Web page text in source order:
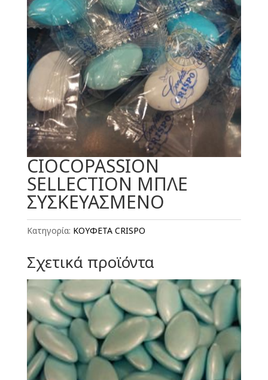
CIOCΟPASSION
SELLECTION MΠΛΕ
ΣΥΣΚΕΥΑΣΜΕΝΟ
Κατηγορία: ΚΟΥΦΕΤΑ CRISPO
Σχετικά προϊόντα